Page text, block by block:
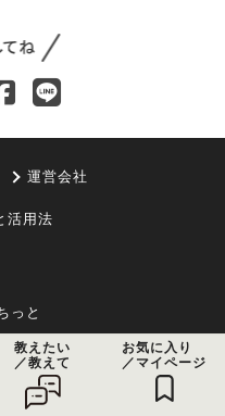
運営会社
活用法
っと
教えたい
／教えて
お気に入り
／マイページ